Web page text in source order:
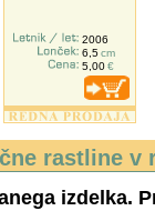
2006
6,5cm
5,00€
rastline v
izdelka.